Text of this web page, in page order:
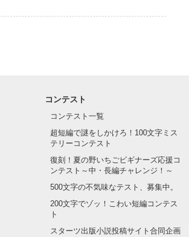
コンテスト
コンテスト一覧
超短編で謎をしかけろ！100文字ミス
テリーコンテスト
復刻！夏の野いちごビギナーズ応援コ
ンテスト～中・長編チャレンジ！～
500文字の不気味なテスト、募集中。
200文字でゾッ！こわい短編コンテス
ト
スターツ出版小説投稿サイト合同企画